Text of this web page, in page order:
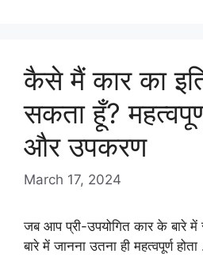
कैसे मैं कार का
सकता हूँ?
और उपकरण
March 17, 2024
जब आप प्री-उपयोगित कार के बारे
बारे में जानना उतना ही महत्वपूर्ण